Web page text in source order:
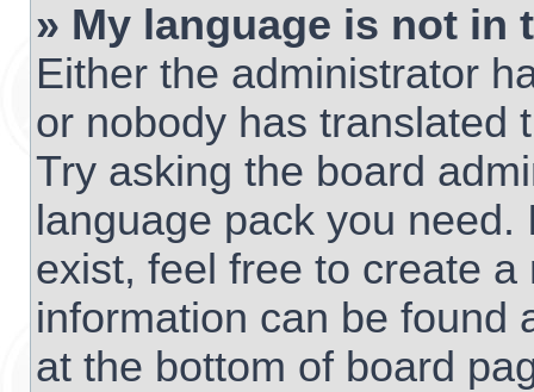
» My language is not in
Either the administrator
or nobody has translated
Try asking the board
language pack you
exist, feel free to create
information can be found
at the bottom of board